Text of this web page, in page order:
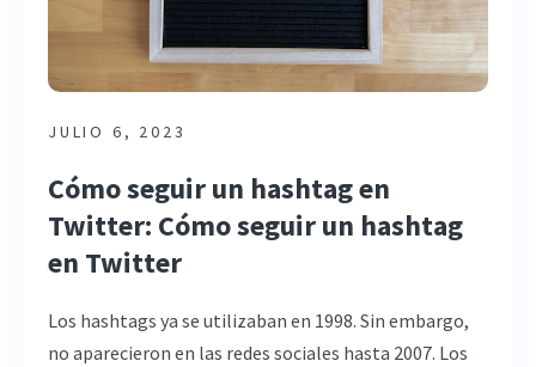
JULIO 6, 2023
Cómo seguir un hashtag en
Twitter: Cómo seguir un hashtag
en Twitter
Los hashtags ya se utilizaban en 1998. Sin embargo,
no aparecieron en las redes sociales hasta 2007. Los